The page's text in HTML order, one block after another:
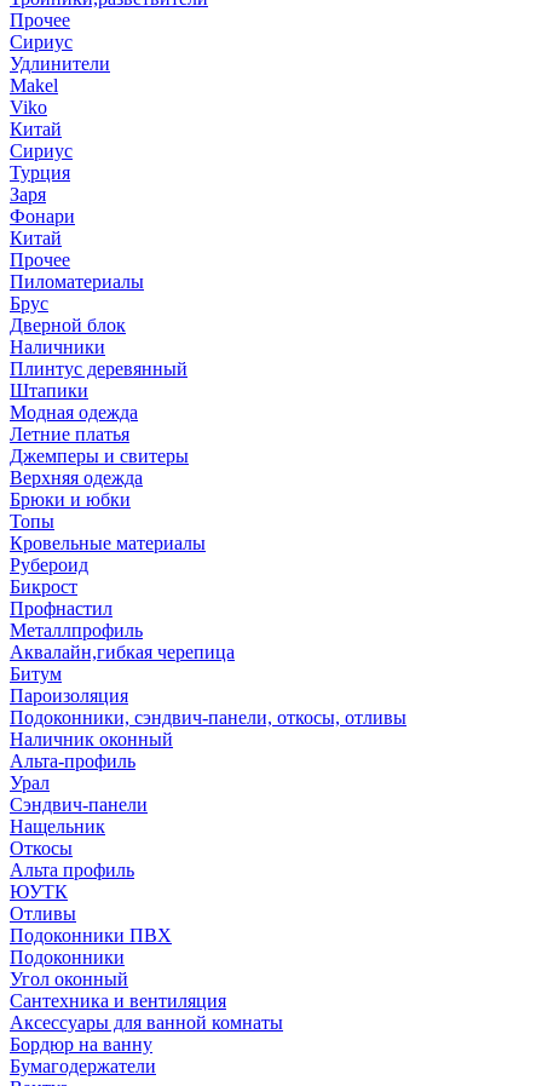
Прочее
Сириус
Удлинители
Makel
Viko
Китай
Сириус
Турция
Заря
Фонари
Китай
Прочее
Пиломатериалы
Брус
Дверной блок
Наличники
Плинтус деревянный
Штапики
Модная одежда
Летние платья
Джемперы и свитеры
Верхняя одежда
Брюки и юбки
Топы
Кровельные материалы
Рубероид
Бикрост
Профнастил
Металлпрофиль
Аквалайн,гибкая черепица
Битум
Пароизоляция
Подоконники, сэндвич-панели, откосы, отливы
Наличник оконный
Альта-профиль
Урал
Сэндвич-панели
Нащельник
Откосы
Альта профиль
ЮУТК
Отливы
Подоконники ПВХ
Подоконники
Угол оконный
Сантехника и вентиляция
Аксессуары для ванной комнаты
Бордюр на ванну
Бумагодержатели